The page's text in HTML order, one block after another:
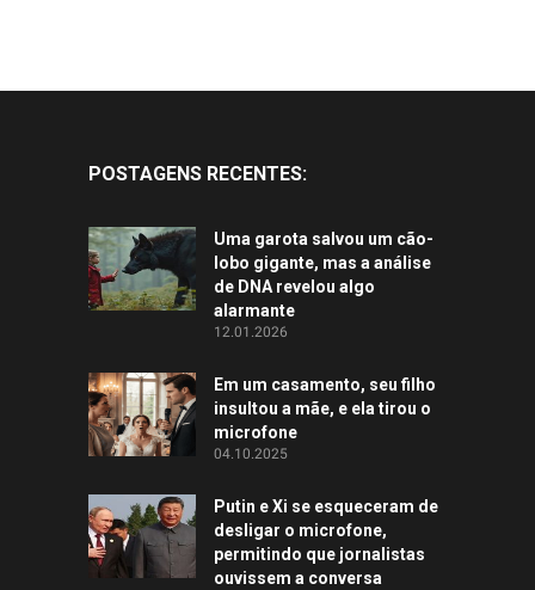
POSTAGENS RECENTES:
Uma garota salvou um cão-
lobo gigante, mas a análise
de DNA revelou algo
alarmante
12.01.2026
Em um casamento, seu filho
insultou a mãe, e ela tirou o
microfone
04.10.2025
Putin e Xi se esqueceram de
desligar o microfone,
permitindo que jornalistas
ouvissem a conversa